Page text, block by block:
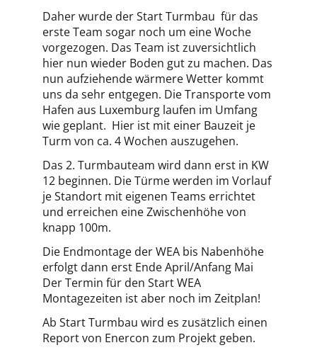
Daher wurde der Start Turmbau für das
erste Team sogar noch um eine Woche
vorgezogen. Das Team ist zuversichtlich
hier nun wieder Boden gut zu machen. Das
nun aufziehende wärmere Wetter kommt
uns da sehr entgegen. Die Transporte vom
Hafen aus Luxemburg laufen im Umfang
wie geplant. Hier ist mit einer Bauzeit je
Turm von ca. 4 Wochen auszugehen.
Das 2. Turmbauteam wird dann erst in KW
12 beginnen. Die Türme werden im Vorlauf
je Standort mit eigenen Teams errichtet
und erreichen eine Zwischenhöhe von
knapp 100m.
Die Endmontage der WEA bis Nabenhöhe
erfolgt dann erst Ende April/Anfang Mai
Der Termin für den Start WEA
Montagezeiten ist aber noch im Zeitplan!
Ab Start Turmbau wird es zusätzlich einen
Report von Enercon zum Projekt geben.